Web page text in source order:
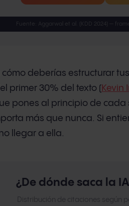
Fuente: Aggarwal et al. (KDD 2024) —
deberías estructurar
primer 30% del texto (Kevin
pones al principio de cada
más que nunca. Si
llegar a ella.
¿De dónde saca la